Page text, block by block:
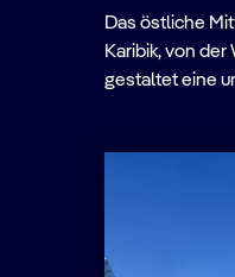
Das östliche
Karibik, von
gestaltet eine